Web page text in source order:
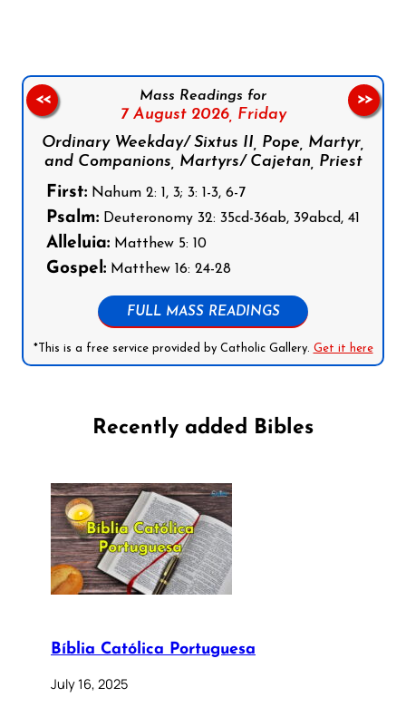
Mass Readings for
7 August 2026, Friday
Ordinary Weekday/ Sixtus II, Pope, Martyr,
and Companions, Martyrs/ Cajetan, Priest
First: Nahum 2: 1, 3; 3: 1-3, 6-7
Psalm: Deuteronomy 32: 35cd-36ab, 39abcd, 41
Alleluia: Matthew 5: 10
Gospel: Matthew 16: 24-28
FULL MASS READINGS
*This is a free service provided by Catholic Gallery. Get it here
<< >>
Recently added Bibles
Bíblia Católica Portuguesa
July 16, 2025